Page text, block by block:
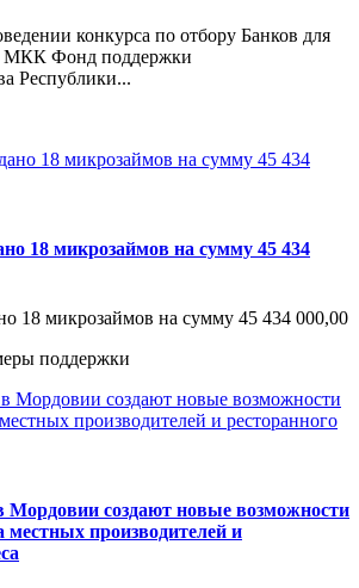
конкурса по отбору Банков для
МКК Фонд поддержки
Республики...
18 микрозаймов на сумму 45 434
18 микрозаймов на сумму 45 434 000,00
поддержки
Мордовии создают новые возможности
местных производителей и